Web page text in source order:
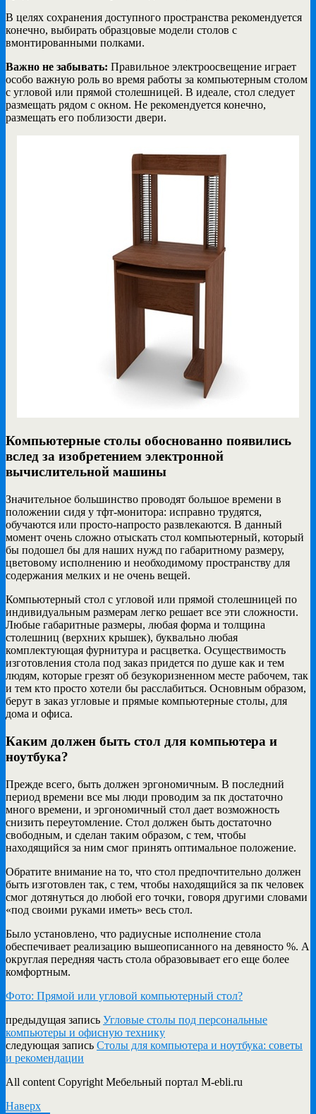
В целях сохранения доступного пространства рекомендуется
конечно, выбирать образцовые модели столов с
вмонтированными полками.
Важно не забывать: Правильное электроосвещение играет
особо важную роль во время работы за компьютерным столом
с угловой или прямой столешницей. В идеале, стол следует
размещать рядом с окном. Не рекомендуется конечно,
размещать его поблизости двери.
Компьютерные столы обоснованно появились
вслед за изобретением электронной
вычислительной машины
Значительное большинство проводят большое времени в
положении сидя у тфт-монитора: исправно трудятся,
обучаются или просто-напросто развлекаются. В данный
момент очень сложно отыскать стол компьютерный, который
бы подошел бы для наших нужд по габаритному размеру,
цветовому исполнению и необходимому пространству для
содержания мелких и не очень вещей.
Компьютерный стол с угловой или прямой столешницей по
индивидуальным размерам легко решает все эти сложности.
Любые габаритные размеры, любая форма и толщина
столешниц (верхних крышек), буквально любая
комплектующая фурнитура и расцветка. Осуществимость
изготовления стола под заказ придется по душе как и тем
людям, которые грезят об безукоризненном месте рабочем, так
и тем кто просто хотели бы расслабиться. Основным образом,
берут в заказ угловые и прямые компьютерные столы, для
дома и офиса.
Каким должен быть стол для компьютера и
ноутбука?
Прежде всего, быть должен эргономичным. В последний
период времени все мы люди проводим за пк достаточно
много времени, и эргономичный стол дает возможность
снизить переутомление. Стол должен быть достаточно
свободным, и сделан таким образом, с тем, чтобы
находящийся за ним смог принять оптимальное положение.
Обратите внимание на то, что стол предпочтительно должен
быть изготовлен так, с тем, чтобы находящийся за пк человек
смог дотянуться до любой его точки, говоря другими словами
«под своими руками иметь» весь стол.
Было установлено, что радиусные исполнение стола
обеспечивает реализацию вышеописанного на девяносто %. А
округлая передняя часть стола образовывает его еще более
комфортным.
Фото: Прямой или угловой компьютерный стол?
предыдущая запись Угловые столы под персональные
компьютеры и офисную технику
следующая запись Столы для компьютера и ноутбука: советы
и рекомендации
All content Copyright Мебельный портал M-ebli.ru
Наверх